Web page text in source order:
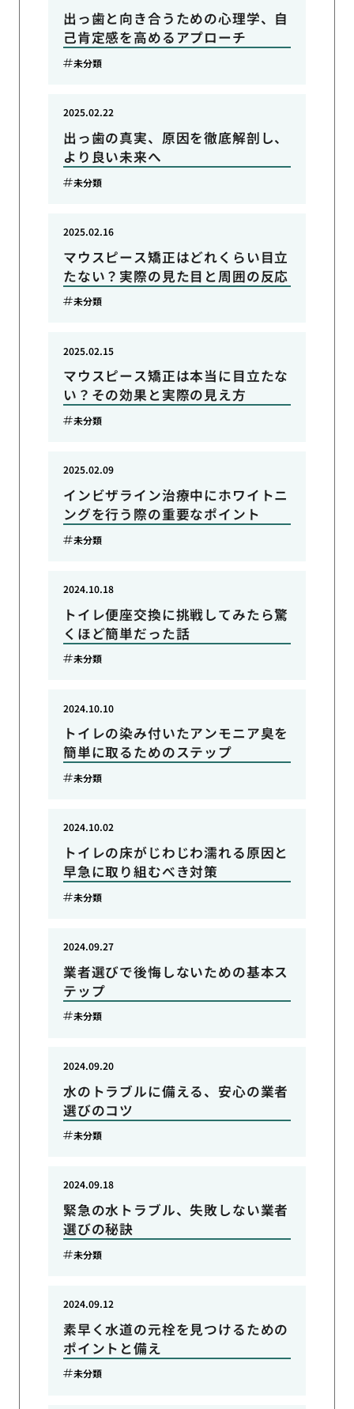
出っ歯と向き合うための心理学、自
己肯定感を高めるアプローチ
未分類
出っ歯の真実、原因を徹底解剖し、
より良い未来へ
2025.02.22
未分類
マウスピース矯正はどれくらい目立
たない？実際の見た目と周囲の反応
2025.02.16
未分類
マウスピース矯正は本当に目立たな
い？その効果と実際の見え方
2025.02.15
未分類
インビザライン治療中にホワイトニ
ングを行う際の重要なポイント
2025.02.09
未分類
トイレ便座交換に挑戦してみたら驚
くほど簡単だった話
2024.10.18
未分類
トイレの染み付いたアンモニア臭を
簡単に取るためのステップ
2024.10.10
未分類
トイレの床がじわじわ濡れる原因と
早急に取り組むべき対策
2024.10.02
未分類
業者選びで後悔しないための基本ス
テップ
2024.09.27
未分類
水のトラブルに備える、安心の業者
選びのコツ
2024.09.20
未分類
緊急の水トラブル、失敗しない業者
選びの秘訣
2024.09.18
未分類
素早く水道の元栓を見つけるための
ポイントと備え
2024.09.12
未分類